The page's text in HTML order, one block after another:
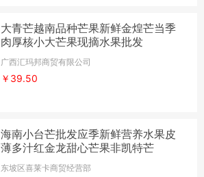
大青芒越南品种芒果新鲜金煌芒当季
肉厚核小大芒果现摘水果批发
广西汇玛邦商贸有限公司
￥39.50
海南小台芒批发应季新鲜营养水果皮
薄多汁红金龙甜心芒果非凯特芒
东坡区喜莱卡商贸经营部